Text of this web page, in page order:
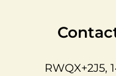
RWQX+2J5,